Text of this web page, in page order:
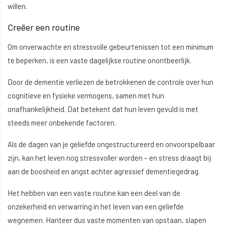
willen.
Creëer een routine
Om onverwachte en stressvolle gebeurtenissen tot een minimum
te beperken, is een vaste dagelijkse routine onontbeerlijk.
Door de dementie verliezen de betrokkenen de controle over hun
cognitieve en fysieke vermogens, samen met hun
onafhankelijkheid. Dat betekent dat hun leven gevuld is met
steeds meer onbekende factoren.
Als de dagen van je geliefde ongestructureerd en onvoorspelbaar
zijn, kan het leven nog stressvoller worden – en stress draagt bij
aan de boosheid en angst achter agressief dementiegedrag.
Het hebben van een vaste routine kan een deel van de
onzekerheid en verwarring in het leven van een geliefde
wegnemen. Hanteer dus vaste momenten van opstaan, slapen